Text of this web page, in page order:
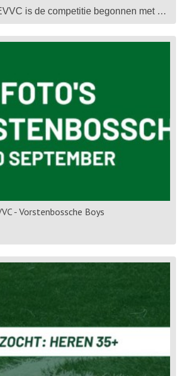
25-09-2023 — EVVC is de competitie begonnen met een overwinning op bezoek bij Real Lunet. Na een vroege achterstand is het uitblinker Rob van Dijk die zijn ploeg met een hattrick de zege bezorgt. De aanvaller begint voor het eerst in jaren volledig fit aan het seizoen en is direct weer bepalend. Na eerder drie doelpunten in een oefen- en bekerwedstrijd, heeft h...
- Vorstenbossche Boys